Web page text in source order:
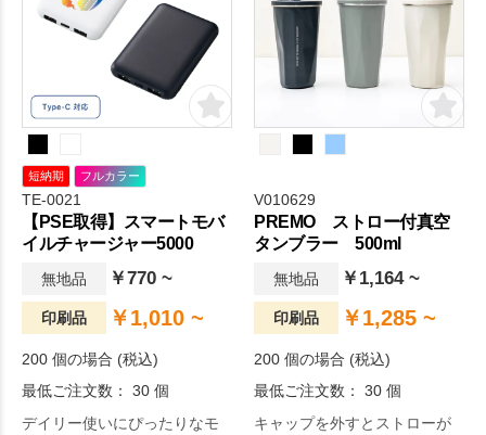
短納期 フルカラー
TE-0021
【PSE取得】スマートモバ
イルチャージャー5000
無地品 ￥770 ~
印刷品 ￥1,010 ~
200 個の場合 (税込)
最低ご注文数： 30 個
デイリー使いにぴったりなモ
V010629
PREMO ストロー付真空
タンブラー 500ml
無地品 ￥1,164 ~
印刷品 ￥1,285 ~
200 個の場合 (税込)
最低ご注文数： 30 個
キャップを外すとストローが